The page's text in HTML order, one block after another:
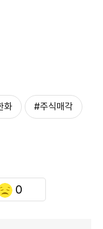
화 #주식매각
0